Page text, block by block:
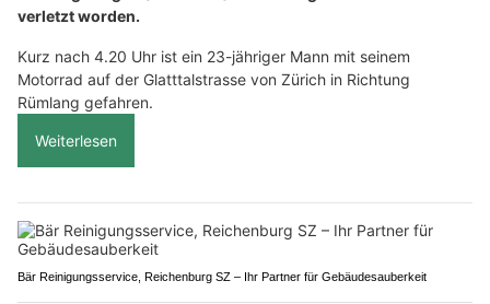
verletzt worden.
Kurz nach 4.20 Uhr ist ein 23-jähriger Mann mit seinem
Motorrad auf der Glatttalstrasse von Zürich in Richtung
Rümlang gefahren.
Weiterlesen
Bär Reinigungsservice, Reichenburg SZ – Ihr Partner für Gebäudesauberkeit